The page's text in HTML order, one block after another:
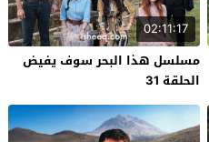
02:11:17
مسلسل هذا البحر سوف يفيض
الحلقة 31